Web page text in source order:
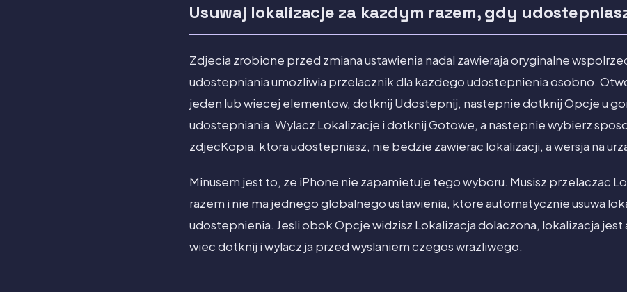
Usuwaj lokalizacje za kazdym razem, gdy
Zdjecia zrobione przed zmiana ustawienia nadal zawieraja oryginalne
udostepniania umozliwia przelacznik dla kazdego udostepnienia osobno.
jeden lub wiecej elementow, dotknij Udostepnij, nastepnie dotknij Opcje u
udostepniania. Wylacz Lokalizacje i dotknij Gotowe, a nastepnie wybierz
zdjecKopia, ktora udostepniasz, nie bedzie zawierac lokalizacji, a wersja na
Minusem jest to, ze iPhone nie zapamietuje tego wyboru. Musisz przelaczac
razem i nie ma jednego globalnego ustawienia, ktore automatycznie usuwa
udostepnienia. Jesli obok Opcje widzisz Lokalizacja dolaczona, lokalizacja jest
wiec dotknij i wylacz ja przed wyslaniem czegos wrazliwego.